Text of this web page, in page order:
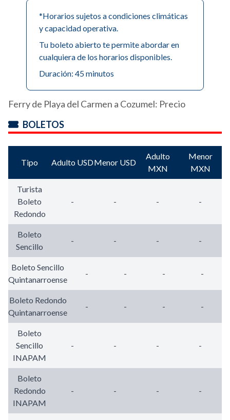
*Horarios sujetos a condiciones climáticas
y capacidad operativa.
Tu boleto abierto te permite abordar en
cualquiera de los horarios disponibles.
Duración: 45 minutos
Ferry de Playa del Carmen a Cozumel: Precio
BOLETOS
Tipo Adulto USDMenor USD
Adulto
MXN
Menor
MXN
Turista
Boleto
Redondo
- - - -
Boleto
Sencillo
- - - -
Boleto Sencillo
Quintanarroense
- - - -
Boleto Redondo
Quintanarroense
- - - -
Boleto
Sencillo
INAPAM
- - - -
Boleto
Redondo
INAPAM
- - - -